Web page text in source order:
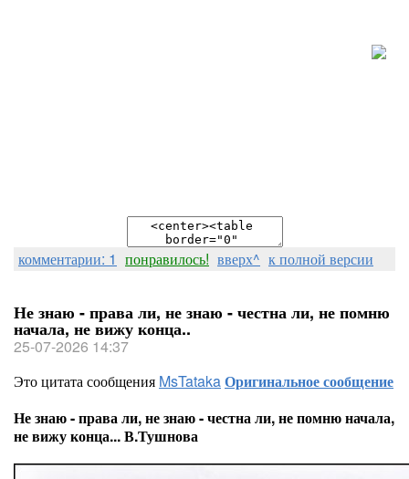
комментарии: 1 понравилось! вверх^ к полной версии
Не знаю - права ли, не знаю - честна ли, не помню
начала, не вижу конца..
25-07-2026 14:37
Это цитата сообщения MsTatakaОригинальное сообщение
Не знаю - права ли, не знаю - честна ли, не помню начала,
не вижу конца... В.Тушнова